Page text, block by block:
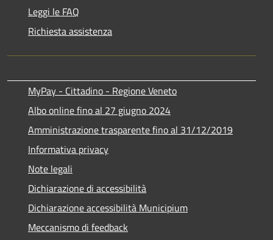
Leggi le FAQ
Richiesta assistenza
MyPay - Cittadino - Regione Veneto
Albo online fino al 27 giugno 2024
Amministrazione trasparente fino al 31/12/2019
Informativa privacy
Note legali
Dichiarazione di accessibilità
Dichiarazione accessibilità Municipium
Meccanismo di feedback